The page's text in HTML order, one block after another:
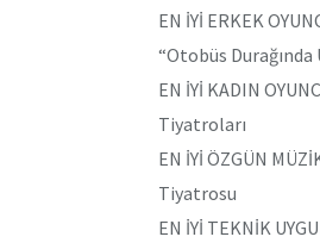
EN İYİ ERKEK
“Otobüs
EN İYİ KADIN
Tiyatroları
EN İYİ ÖZGÜN
Tiyatrosu
EN İYİ TEKNİK